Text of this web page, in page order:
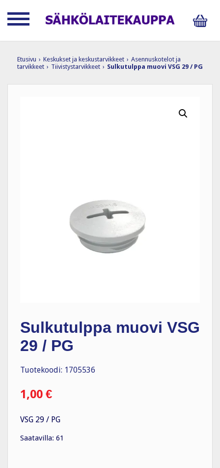
Etusivu › Keskukset ja keskustarvikkeet › Asennuskotelot ja
tarvikkeet › Tiivistystarvikkeet › Sulkutulppa muovi VSG 29 / PG
Sulkutulppa muovi VSG
29 / PG
Tuotekoodi: 1705536
1,00 €
VSG 29 / PG
Saatavilla: 61